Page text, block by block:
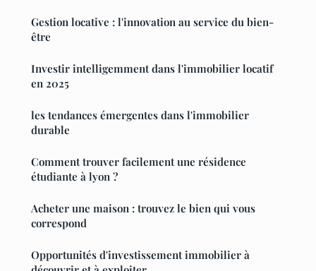
Gestion locative : l'innovation au service du bien-
être
Investir intelligemment dans l'immobilier locatif
en 2025
les tendances émergentes dans l'immobilier
durable
Comment trouver facilement une résidence
étudiante à lyon ?
Acheter une maison : trouvez le bien qui vous
correspond
Opportunités d'investissement immobilier à